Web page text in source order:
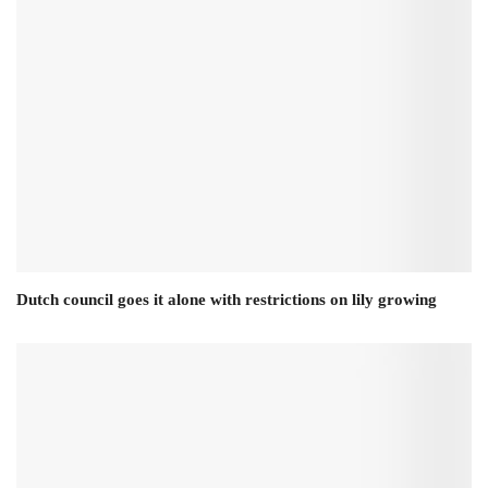
Dutch council goes it alone with restrictions on lily growing